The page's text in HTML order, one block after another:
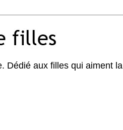
Dédié aux filles qui aiment